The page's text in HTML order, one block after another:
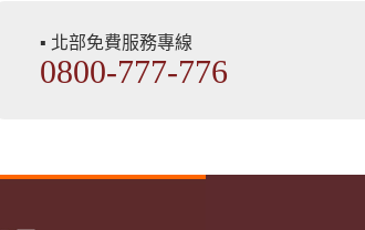
▪ 北部免費服務專線
0800-777-776